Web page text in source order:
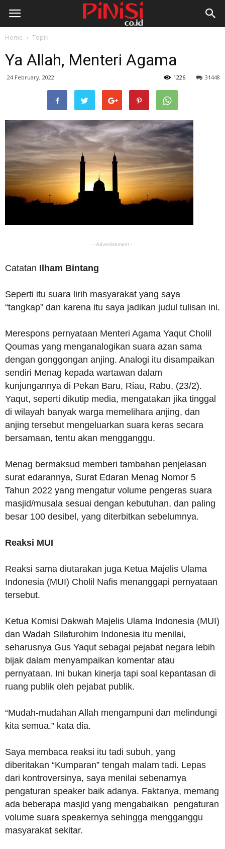
Home Topik
Ya Allah, Menteri Agama
24 February, 2022 31448
1226
- Advertisement -
Catatan Ilham Bintang
Seperti itu suara lirih masyarakat yang saya
“tangkap” dan karena itu saya jadikan judul tulisan ini.
Merespons pernyataan Menteri Agama Yaqut Cholil
Qoumas yang menganalogikan suara azan sama
dengan gonggongan anjing. Analogi itu disampaikan
sendiri Menag kepada wartawan dalam
kunjungannya di Pekan Baru, Riau, Rabu, (23/2).
Yaqut, seperti dikutip media, mengatakan jika tinggal
di wilayah banyak warga memelihara anjing, dan
anjing tersebut mengeluarkan suara keras secara
bersamaan, tentu akan mengganggu.
Menag bermaksud memberi tambahan penjelasan
surat edarannya, Surat Edaran Menag Nomor 5
Tahun 2022 yang mengatur volume pengeras suara
masjid/musala sesuai dengan kebutuhan, dan paling
besar 100 desibel, yang diterbitkan sebelumnya.
Reaksi MUI
Reaksi sama diutarakan juga Ketua Majelis Ulama
Indonesia (MUI) Cholil Nafis menanggapi pernyataan
tersebut.
Ketua Komisi Dakwah Majelis Ulama Indonesia (MUI)
dan Wadah Silaturohim Indonesia itu menilai,
seharusnya Gus Yaqut sebagai pejabat negara lebih
bijak dalam menyampaikan komentar atau
pernyataan. Ini bukan kinerja tapi soal kepantasan di
ruang publik oleh pejabat publik.
“Mudah-mudahan Allah mengampuni dan melindungi
kita semua,” kata dia.
Saya membaca reaksi itu tadi subuh, yang
diberitakan “Kumparan” tengah malam tadi. Lepas
dari kontroversinya, saya menilai sebenarnya
pengaturan speaker baik adanya. Faktanya, memang
ada beberapa masjid yang mengabaikan pengaturan
volume suara speakernya sehingga mengganggu
masyarakat sekitar.